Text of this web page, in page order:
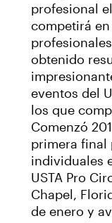
profesional
competirá
obtenido
eventos del
los que
Comenzó
primera final
individuales
USTA Pro
Chapel,
de enero y